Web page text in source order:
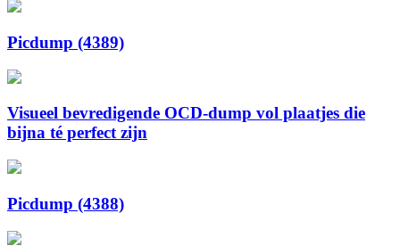
Picdump (4389)
Visueel bevredigende OCD-dump vol plaatjes die
bijna té perfect zijn
Picdump (4388)